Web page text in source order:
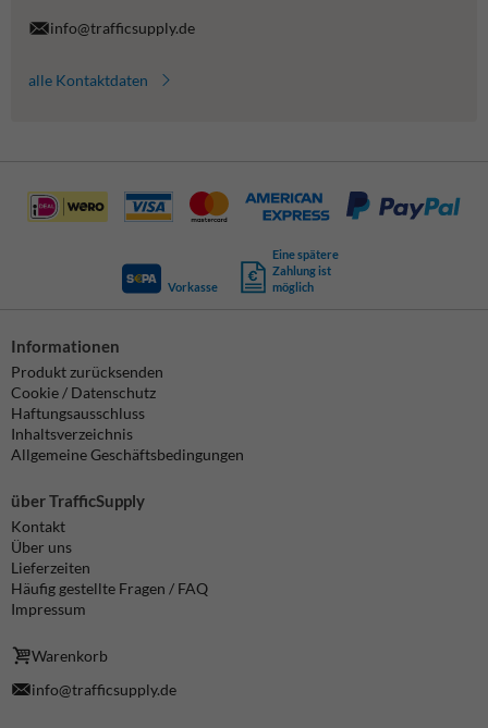
info@trafficsupply.de
alle Kontaktdaten
Vorkasse
Eine spätere
Zahlung ist
möglich
Informationen
Produkt zurücksenden
Cookie / Datenschutz
Haftungsausschluss
Inhaltsverzeichnis
Allgemeine Geschäftsbedingungen
über TrafficSupply
Kontakt
Über uns
Lieferzeiten
Häufig gestellte Fragen / FAQ
Impressum
Warenkorb
info@trafficsupply.de